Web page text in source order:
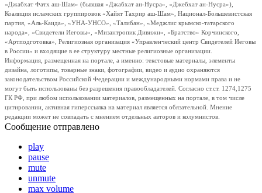
«Джабхат Фатх аш-Шам» (бывшая «Джабхат ан-Нусра», «Джебхат ан-Нусра»),
Коалиция исламских группировок «Хайят Тахрир аш-Шам», Национал-Большевистская
партия, «Аль-Каида», «УНА-УНСО», «Талибан», «Меджлис крымско-татарского
народа», «Свидетели Иеговы», «Мизантропик Дивижн», «Братство» Корчинского,
«Артподготовка», Религиозная организация «Управленческий центр Свидетелей Иеговы
в России» и входящие в ее структуру местные религиозные организации.
Информация, размещенная на портале, а именно: текстовые материалы, элементы
дизайна, логотипы, товарные знаки, фотографии, видео и аудио охраняются
законодательством Российской Федерации и международными нормами права и не
могут быть использованы без разрешения правообладателей. Согласно ст.ст. 1274,1275
ГК РФ, при любом использовании материалов, размещенных на портале, в том числе
цитировании, активная гиперссылка на материал является обязательной. Мнение
редакции может не совпадать с мнением отдельных авторов и колумнистов.
Сообщение отправлено
play
pause
mute
unmute
max volume